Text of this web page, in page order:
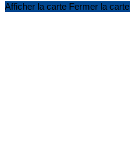
Afficher la carte Fermer la carte